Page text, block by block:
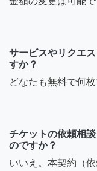
サービスやリクエ
すか？
どなたも無料で何
チケットの依頼相
のですか？
いいえ。本契約（